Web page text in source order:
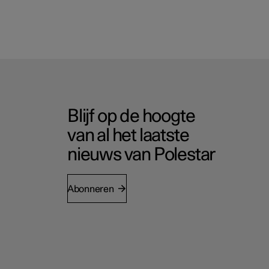
Blijf op de hoogte
van al het laatste
nieuws van Polestar
Abonneren